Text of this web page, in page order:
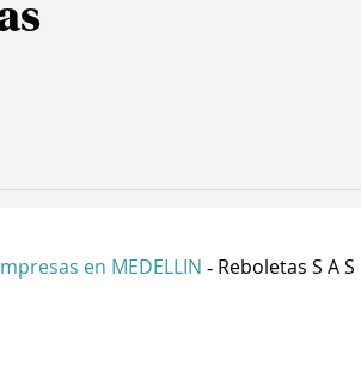
en MEDELLIN - Reboletas S A S